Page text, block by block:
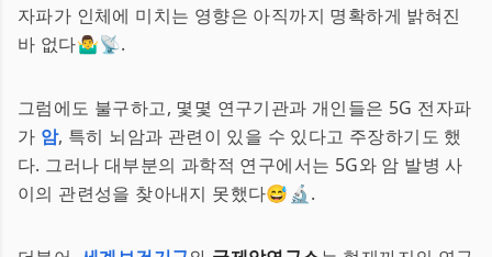
자파가 인체에 미치는 영향은 아직까지 명확하게 밝혀진
바 없다🤷‍♂️📡.
그럼에도 불구하고, 몇몇 연구기관과 개인들은 5G 전자파
가 암, 특히 뇌암과 관련이 있을 수 있다고 주장하기도 했
다. 그러나 대부분의 과학적 연구에서는 5G와 암 발병 사
이의 관련성을 찾아내지 못했다😅🔬.